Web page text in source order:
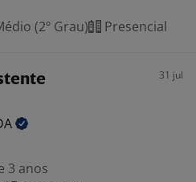
(2º Grau) Presencial
31 jul
3 anos